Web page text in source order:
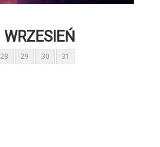
WRZESIEŃ
28 29 30 31